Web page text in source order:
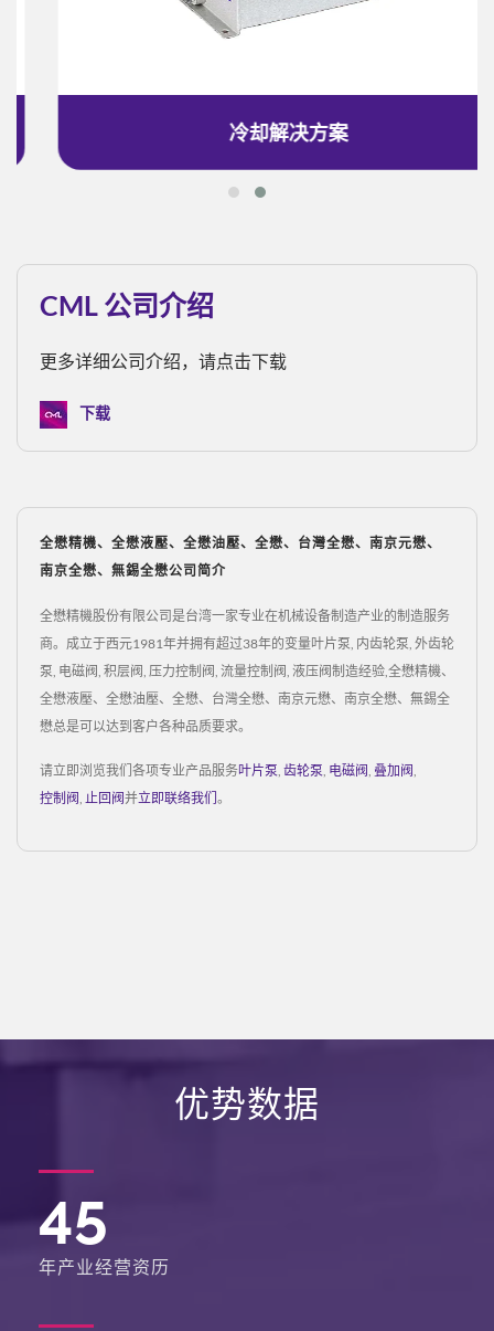
冷却解决方案
CML 公司介绍
更多详细公司介绍，请点击下载
下载
全懋精機、全懋液壓、全懋油壓、全懋、台灣全懋、南京元懋、
南京全懋、無錫全懋公司简介
全懋精機股份有限公司是台湾一家专业在机械设备制造产业的制造服务
商。成立于西元1981年并拥有超过38年的变量叶片泵, 内齿轮泵, 外齿轮
泵, 电磁阀, 积层阀, 压力控制阀, 流量控制阀, 液压阀制造经验,全懋精機、
全懋液壓、全懋油壓、全懋、台灣全懋、南京元懋、南京全懋、無錫全
懋总是可以达到客户各种品质要求。
请立即浏览我们各项专业产品服务叶片泵 齿轮泵 电磁阀 叠加阀
控制阀 止回阀并立即联络我们。
优势数据
45
年产业经营资历